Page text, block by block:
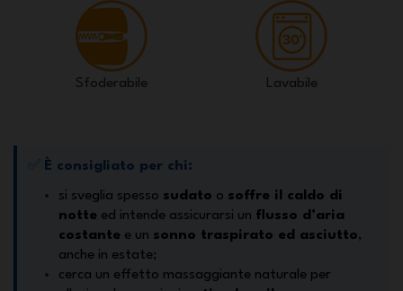
Sfoderabile Lavabile
È consigliato per chi:
si sveglia spesso sudato o soffre il caldo di
notte ed intende assicurarsi un flusso d’aria
costante e un sonno traspirato ed asciutto,
anche in estate;
cerca un effetto massaggiante naturale per